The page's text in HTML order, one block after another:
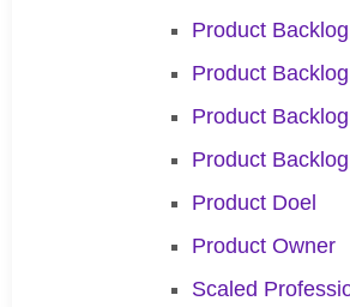
Product Backlog
Product
Product
Product
Product Doel
Product Owner
Scaled